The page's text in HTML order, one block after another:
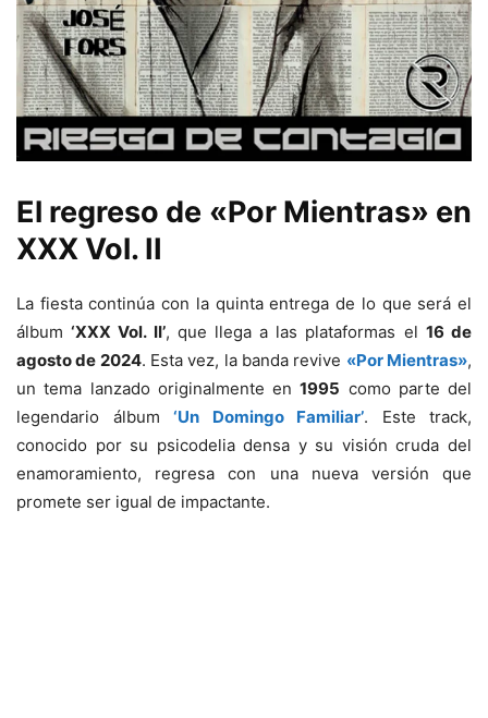
El regreso de «Por Mientras» en
XXX Vol. II
La fiesta continúa con la quinta entrega de lo que será el
álbum‘XXX Vol. II’, que llega a las plataformas el 16 de
agosto de 2024. Esta vez, la banda revive «Por Mientras»,
un tema lanzado originalmente en1995 como parte del
legendario álbum ‘Un Domingo Familiar’. Este track,
conocido por su psicodelia densa y su visión cruda del
enamoramiento, regresa con una nueva versión que
promete ser igual de impactante.